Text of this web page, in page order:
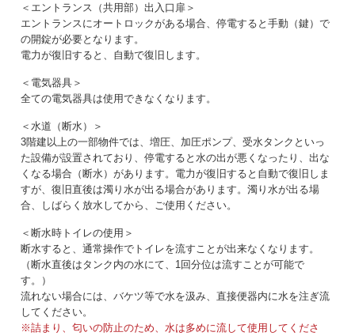
＜エントランス（共用部）出入口扉＞
エントランスにオートロックがある場合、停電すると手動（鍵）で
の開錠が必要となります。
電力が復旧すると、自動で復旧します。
＜電気器具＞
全ての電気器具は使用できなくなります。
＜水道（断水）＞
3階建以上の一部物件では、増圧、加圧ポンプ、受水タンクといっ
た設備が設置されており、停電すると水の出が悪くなったり、出な
くなる場合（断水）があります。電力が復旧すると自動で復旧しま
すが、復旧直後は濁り水が出る場合があります。濁り水が出る場
合、しばらく放水してから、ご使用ください。
＜断水時トイレの使用＞
断水すると、通常操作でトイレを流すことが出来なくなります。
（断水直後はタンク内の水にて、1回分位は流すことが可能で
す。）
流れない場合には、バケツ等で水を汲み、直接便器内に水を注ぎ流
してください。
※詰まり、匂いの防止のため、水は多めに流して使用してくださ